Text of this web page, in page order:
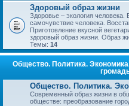
Здоровый образ жизни
Здоровье – экология
самочувствие человека.
Приготовление вкусной
здоровый образ жизни. Образ
Темы: 14
Общество. Политика.
Общество. Политика.
Современный образ жизни в
обществе: преобразование